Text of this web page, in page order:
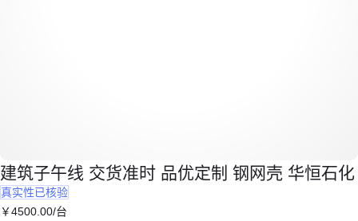
建筑子午线 交货准时 品优定制 钢网壳 华恒石化
真实性已核验
￥4500.00/台